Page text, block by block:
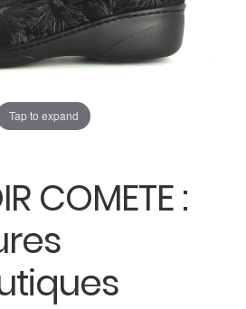
Tap to expand
COMETE :